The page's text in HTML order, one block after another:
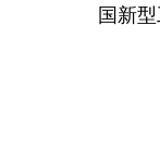
国新